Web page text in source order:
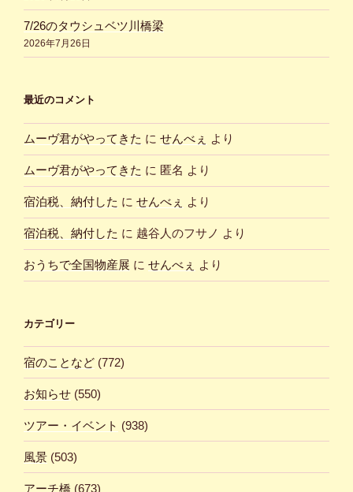
7/26のタウシュベツ川橋梁
2026年7月26日
最近のコメント
ムーヴ君がやってきた に せんべぇ より
ムーヴ君がやってきた に 匿名 より
宿泊税、納付した に せんべぇ より
宿泊税、納付した に 越谷人のフサノ より
おうちで全国物産展 に せんべぇ より
カテゴリー
宿のことなど (772)
お知らせ (550)
ツアー・イベント (938)
風景 (503)
アーチ橋 (673)